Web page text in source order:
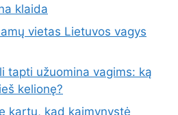
klaida
vietas Lietuvos vagys
tapti užuomina vagims: ką
kelionę?
kartu, kad kaimynystė